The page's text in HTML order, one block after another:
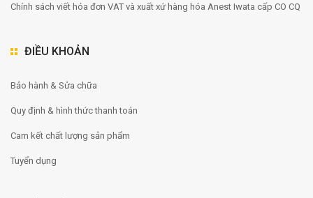
Chính sách viết hóa đơn VAT và xuất xứ hàng hóa Anest Iwata cấp CO CQ
ĐIỀU KHOẢN
Bảo hành & Sửa chữa
Quy định & hình thức thanh toán
Cam kết chất lượng sản phẩm
Tuyển dụng